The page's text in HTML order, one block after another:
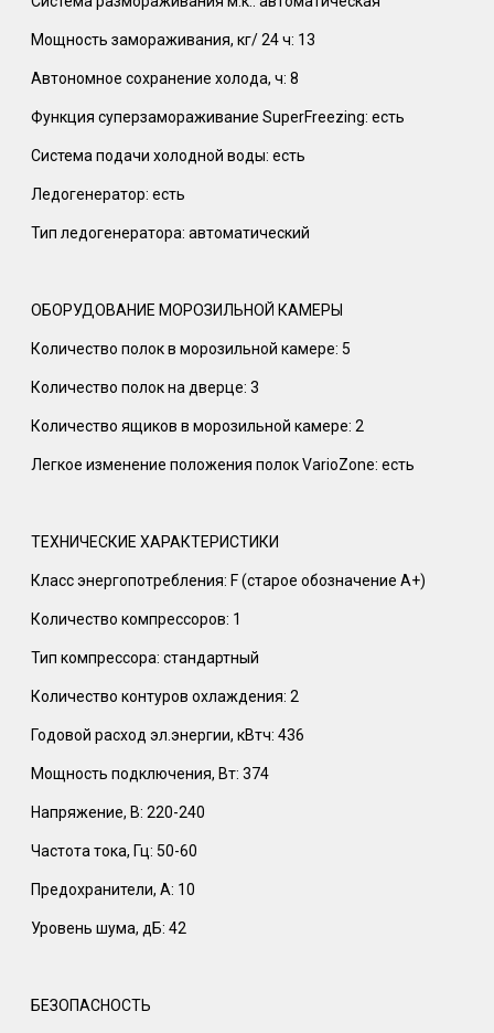
Мощность замораживания, кг/ 24 ч: 13
Автономное сохранение холода, ч: 8
Функция суперзамораживание SuperFreezing: есть
Система подачи холодной воды: есть
Ледогенератор: есть
Тип ледогенератора: автоматический
ОБОРУДОВАНИЕ МОРОЗИЛЬНОЙ КАМЕРЫ
Количество полок в морозильной камере: 5
Количество полок на дверце: 3
Количество ящиков в морозильной камере: 2
Легкое изменение положения полок VarioZone: есть
ТЕХНИЧЕСКИЕ ХАРАКТЕРИСТИКИ
Класс энергопотребления: F (старое обозначение A+)
Количество компрессоров: 1
Тип компрессора: стандартный
Количество контуров охлаждения: 2
Годовой расход эл.энергии, кВтч: 436
Мощность подключения, Вт: 374
Напряжение, В: 220-240
Частота тока, Гц: 50-60
Предохранители, А: 10
Уровень шума, дБ: 42
БЕЗОПАСНОСТЬ